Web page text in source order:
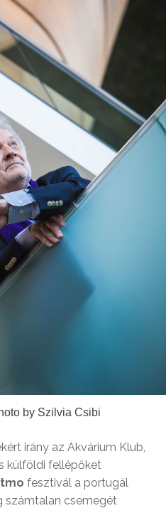
by Szilvia Csibi
irány az Akvárium Klub,
külföldi fellépőket
fesztivál a portugál
számtalan csemegét